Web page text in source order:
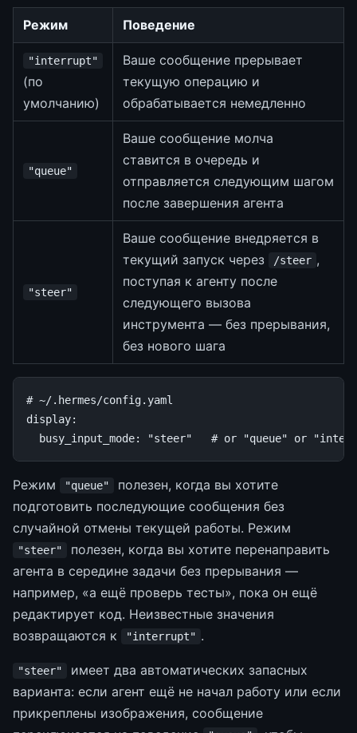
Режим Поведение
"interrupt"
(по
умолчанию)
Ваше сообщение прерывает
текущую операцию и
обрабатывается немедленно
"queue"
Ваше сообщение молча
ставится в очередь и
отправляется следующим шагом
после завершения агента
"steer"
Ваше сообщение внедряется в
текущий запуск через
/steer ,
поступая к агенту после
следующего вызова
инструмента — без прерывания,
без нового шага
# ~/.hermes/config.yaml
display:
busy_input_mode: "steer" # or "queue" or
Режим "queue"
полезен, когда вы хотите
подготовить последующие сообщения без
случайной отмены текущей работы. Режим
"steer"
полезен, когда вы хотите перенаправить
агента в середине задачи без прерывания —
например, «а ещё проверь тесты», пока он ещё
редактирует код. Неизвестные значения
возвращаются к
"interrupt" .
"steer"
имеет два автоматических запасных
варианта: если агент ещё не начал работу или если
прикреплены изображения, сообщение